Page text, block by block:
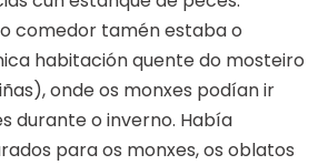
comedor tamén estaba o
habitación quente do mosteiro
onde os monxes podían ir
durante o inverno. Había
para os monxes, os oblatos